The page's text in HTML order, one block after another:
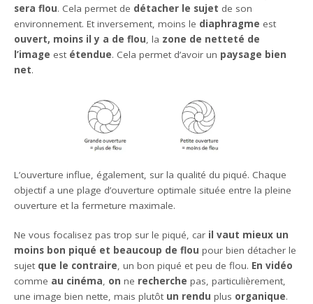
sera flou. Cela permet de détacher le sujet de son
environnement. Et inversement, moins le diaphragme est
ouvert, moins il y a de flou, la zone de netteté de
l’image est étendue. Cela permet d’avoir un paysage bien
net.
L’ouverture influe, également, sur la qualité du piqué. Chaque
objectif a une plage d’ouverture optimale située entre la pleine
ouverture et la fermeture maximale.
Ne vous focalisez pas trop sur le piqué, car il vaut mieux un
moins bon piqué et beaucoup de flou pour bien détacher le
sujet que le contraire, un bon piqué et peu de flou. En vidéo
comme au cinéma, on ne recherche pas, particulièrement,
une image bien nette, mais plutôt un rendu plus organique.